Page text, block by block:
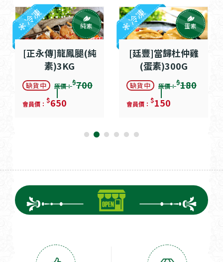
[正永傳]龍鳳腿(純
素)3KG
缺貨中 原價：$700
會員價： $650
冷凍 純素
[廷豐]當歸杜仲雞
(蛋素)300G
缺貨中 原價：$180
會員價： $150
冷凍 蛋素